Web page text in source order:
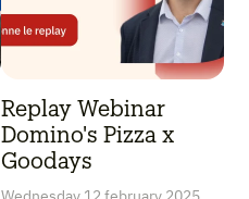
Replay Webinar
Domino's Pizza x
Goodays